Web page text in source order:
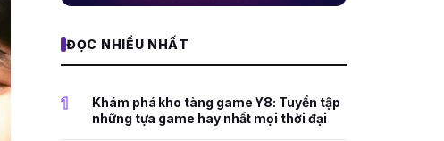
ĐỌC NHIỀU NHẤT
1
Khám phá kho tàng game Y8: Tuyển tập
những tựa game hay nhất mọi thời đại